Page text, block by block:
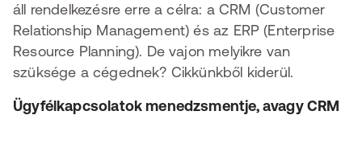
áll rendelkezésre erre a célra: a CRM (Customer
Relationship Management) és az ERP (Enterprise
Resource Planning). De vajon melyikre van
szüksége a cégednek? Cikkünkből kiderül.
Ügyfélkapcsolatok menedzsmentje, avagy CRM